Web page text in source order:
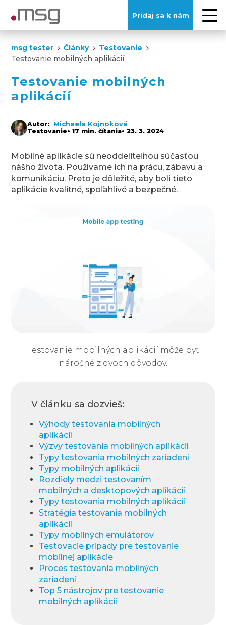
Pridaj sa k nám
msg tester Články
Testovanie
Testovanie mobilných aplikácií
Testovanie mobilných
aplikácií
Autor: Michaela Kojnoková
Testovanie• 17 min. čítania• 23. 3. 2024
Mobilné aplikácie sú neoddeliteľnou súčasťou
nášho života. Používame ich na prácu, zábavu a
komunikáciu. Preto je dôležité, aby boli tieto
aplikácie kvalitné, spoľahlivé a bezpečné.
Testovanie mobilných aplikácií môže byť
náročné z dvoch dôvodov.
V článku sa dozvieš:
Výhody testovania mobilných
aplikácií
Výzvy testovania mobilných aplikácií
Typy testovania mobilných zariadení
Typy mobilných aplikácií
Rozdiely medzi testovaním
mobilných a desktopových aplikácií
Typy testovania mobilných aplikácií
Stratégia testovania mobilných
aplikácií
Typy mobilných emulátorov
Testovacie prípady pre testovanie
mobilnej aplikácie
Proces testovania mobilných
zariadení
Top 5 nástrojov pre testovanie
mobilných aplikácií